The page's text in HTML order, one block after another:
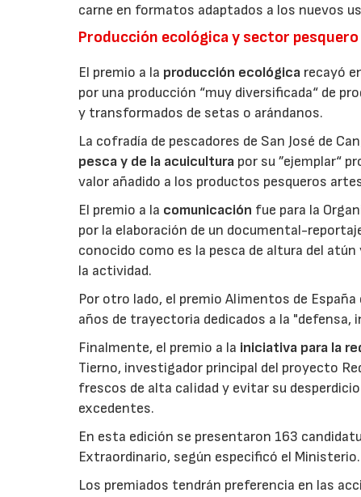
carne en formatos adaptados a los nuevos
Producción ecológica y sector pesquero
El premio a la producción ecológica recayó
por una producción “muy diversificada“ de
y transformados de setas o arándanos.
La cofradía de pescadores de San José de
pesca y de la acuicultura por su ”ejemplar“
valor añadido a los productos pesqueros
El premio a la comunicación fue para la
por la elaboración de un documental-
conocido como es la pesca de altura del
la actividad.
Por otro lado, el premio Alimentos de España
años de trayectoria dedicados a la
Finalmente, el premio a la iniciativa para la
Tierno, investigador principal del proyecto
frescos de alta calidad y evitar su
excedentes.
En esta edición se presentaron 163
Extraordinario, según especificó el Ministerio.
Los premiados tendrán preferencia en las